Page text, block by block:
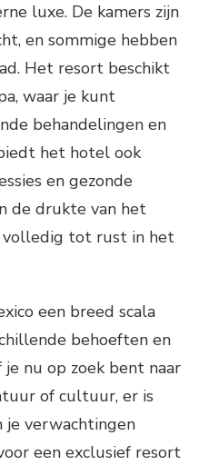
luxe. De kamers zijn
en sommige hebben
Het resort beschikt
waar je kunt
behandelingen en
het hotel ook
en gezonde
de drukte van het
volledig tot rust in het
een breed scala
behoeften en
nu op zoek bent naar
of cultuur, er is
verwachtingen
een exclusief resort